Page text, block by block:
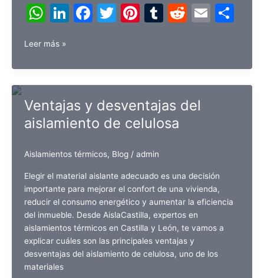
W
at
s
A
p
p
Li
e
dI
n
F
e
b
o
o
T
er
Pi
e
st
T
bl
r
R
di
t
E
l
C
p
ar
¿Cómo
saber
vivienda
tiene
adecuado?
Leer más »
Ventajas y desventajas del
aislamiento de celulosa
Aislamientos térmicos, Blog/ admin
Elegir el material aislante adecuado es una decisión
importante para mejorar el confort de una vivienda,
reducir el consumo energético y aumentar la eficiencia
del inmueble. Desde AislaCastilla, expertos en
aislamientos térmicos en Castilla y León, te vamos a
explicar cuáles son las principales ventajas y
desventajas del aislamiento de celulosa, uno de los
materiales